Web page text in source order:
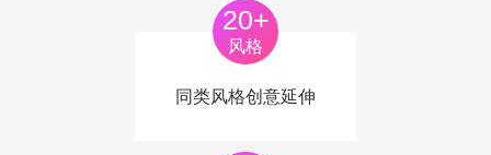
20+
风格
同类风格创意延伸